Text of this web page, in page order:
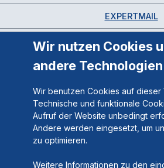
EXPERTMAIL
Wir nutzen Cookies
andere
Wir benutzen Cookies auf dieser
Technische und funktionale
Aufruf der Website unbedingt
Andere werden eingesetzt, um
zu optimieren.
Weitere Informationen zu den